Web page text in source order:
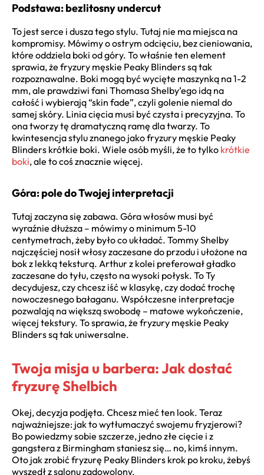
Podstawa: bezlitosny undercut
To jest serce i dusza tego stylu. Tutaj nie ma miejsca na
kompromisy. Mówimy o ostrym odcięciu, bez cieniowania,
które oddziela boki od góry. To właśnie ten element
sprawia, że fryzury męskie Peaky Blinders są tak
rozpoznawalne. Boki mogą być wycięte maszynką na 1-2
mm, ale prawdziwi fani Thomasa Shelby’ego idą na
całość i wybierają “skin fade”, czyli golenie niemal do
samej skóry. Linia cięcia musi być czysta i precyzyjna. To
ona tworzy tę dramatyczną ramę dla twarzy. To
kwintesencja stylu znanego jako fryzury męskie Peaky
Blinders krótkie boki. Wiele osób myśli, że to tylko krótkie
boki, ale to coś znacznie więcej.
Góra: pole do Twojej interpretacji
Tutaj zaczyna się zabawa. Góra włosów musi być
wyraźnie dłuższa – mówimy o minimum 5-10
centymetrach, żeby było co układać. Tommy Shelby
najczęściej nosił włosy zaczesane do przodu i ułożone na
bok z lekką teksturą. Arthur z kolei preferował gładko
zaczesane do tyłu, często na wysoki połysk. To Ty
decydujesz, czy chcesz iść w klasykę, czy dodać trochę
nowoczesnego bałaganu. Współczesne interpretacje
pozwalają na większą swobodę – matowe wykończenie,
więcej tekstury. To sprawia, że fryzury męskie Peaky
Blinders są tak uniwersalne.
Twoja misja u barbera: Jak dostać
fryzurę Shelbich
Okej, decyzja podjęta. Chcesz mieć ten look. Teraz
najważniejsze: jak to wytłumaczyć swojemu fryzjerowi?
Bo powiedzmy sobie szczerze, jedno złe cięcie i z
gangstera z Birmingham staniesz się… no, kimś innym.
Oto jak zrobić fryzurę Peaky Blinders krok po kroku, żebyś
wyszedł z salonu zadowolony.